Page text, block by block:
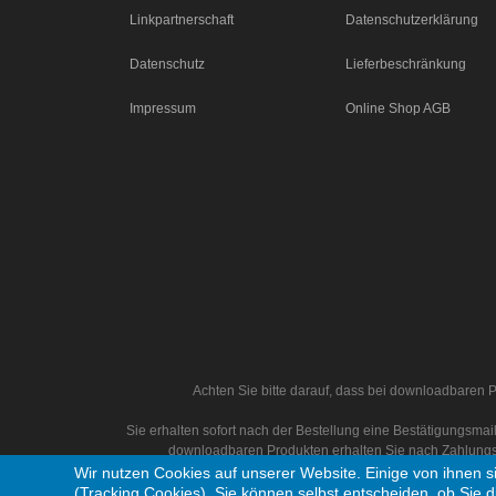
Linkpartnerschaft
Datenschutz
Impressum
Datenschutzerklärung
Lieferbeschränkung
Online Shop AGB
Achten Sie bitte darauf, dass bei downloadbaren
Sie erhalten sofort nach der Bestellung eine
downloadbaren Produkten erhalten Sie nach
Wir nutzen Cookies auf unserer Website. Einige von ihnen